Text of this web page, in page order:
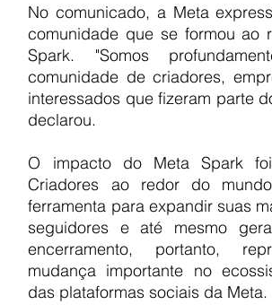
No comunicado, a Meta
comunidade que se formou ao
Spark. "Somos
comunidade de criadores,
interessados que fizeram parte
declarou.
O impacto do Meta Spark
Criadores ao redor do
ferramenta para expandir suas
seguidores e até mesmo
encerramento, portanto,
mudança importante no
das plataformas sociais da Meta.